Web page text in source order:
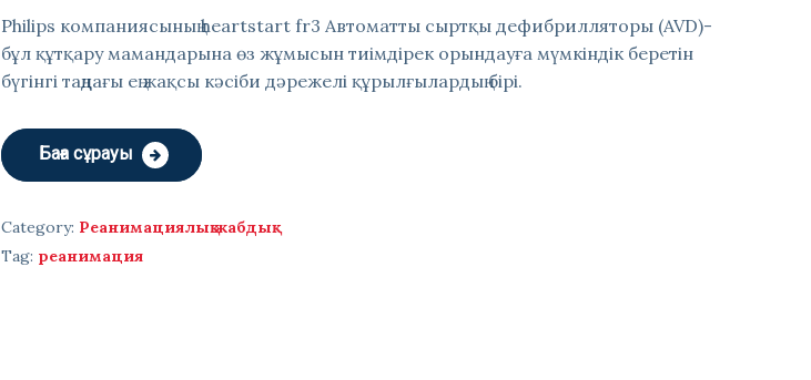
Philips компаниясының heartstart fr3 Автоматты сыртқы дефибрилляторы (AVD)-
бұл құтқару мамандарына өз жұмысын тиімдірек орындауға мүмкіндік беретін
бүгінгі таңдағы ең жақсы кәсіби дәрежелі құрылғылардың бірі.
Баға сұрауы
Category: Реанимациялық жабдық
Tag: реанимация